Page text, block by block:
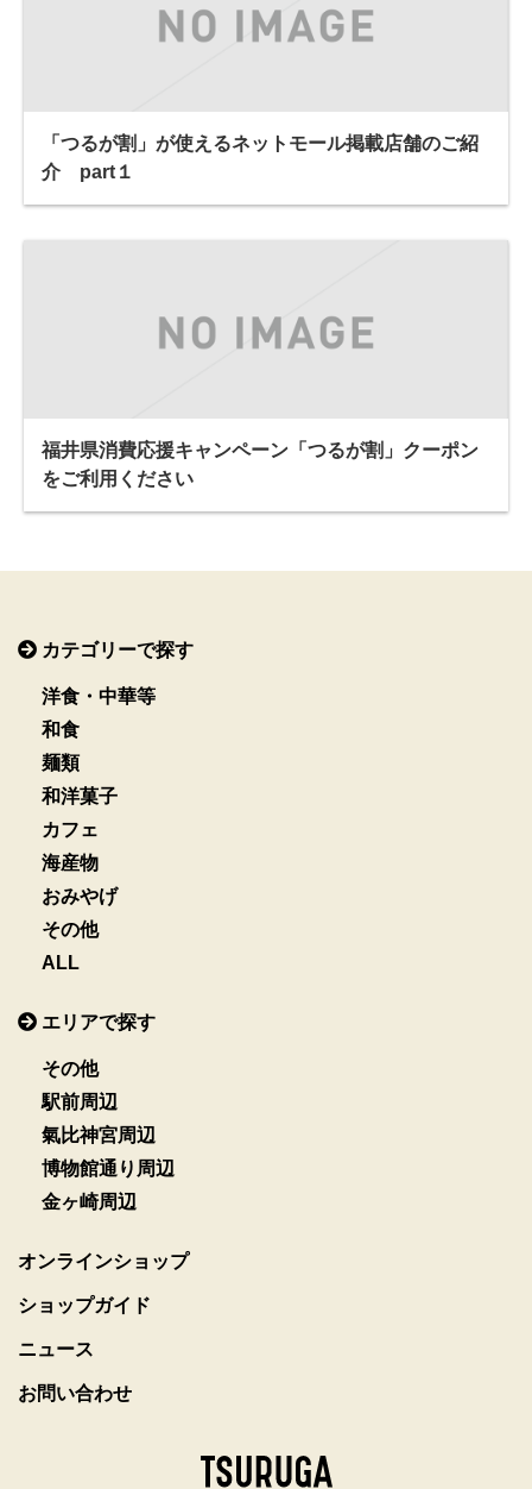
「つるが割」が使えるネットモール掲載店舗のご紹
介 part１
福井県消費応援キャンペーン「つるが割」クーポン
をご利用ください
カテゴリーで探す
洋食・中華等
和食
麺類
和洋菓子
カフェ
海産物
おみやげ
その他
ALL
エリアで探す
その他
駅前周辺
氣比神宮周辺
博物館通り周辺
金ヶ崎周辺
オンラインショップ
ショップガイド
ニュース
お問い合わせ